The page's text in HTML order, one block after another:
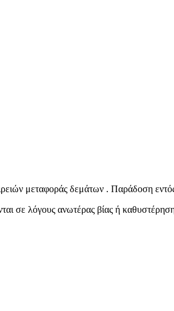
μεταφοράς δεμάτων . Παράδοση
σε λόγους ανωτέρας βίας ή